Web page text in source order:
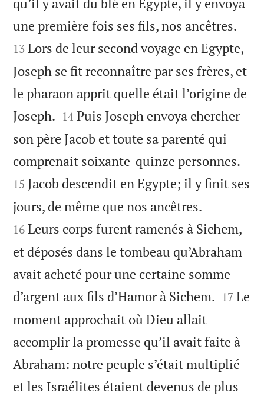
une première fois ses fils, nos ancêtres.
13 Lors de leur second voyage en Egypte,
Joseph se fit reconnaître par ses frères, et
le pharaon apprit quelle était l’origine de
Joseph. 

14 Puis Joseph envoya chercher
son père Jacob et toute sa parenté qui
comprenait soixante-quinze personnes.
15 Jacob descendit en Egypte; il y finit ses
jours, de même que nos ancêtres.
16 Leurs corps furent ramenés à Sichem,
et déposés dans le tombeau qu’Abraham
avait acheté pour une certaine somme
d’argent aux fils d’Hamor à Sichem. 

17 Le
moment approchait où Dieu allait
accomplir la promesse qu’il avait faite à
Abraham: notre peuple s’était multiplié
et les Israélites étaient devenus de plus